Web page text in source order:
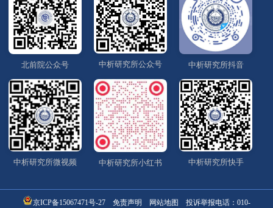
北前院公众号 中析研究所公众号 中析研究所抖音
中析研究所微视频 中析研究所小红书 中析研究所快手
京ICP备15067471号-27 免责声明 网站地图 投诉举报电话： 010-